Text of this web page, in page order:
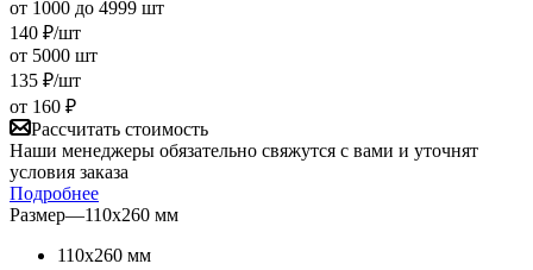
от 1000 до 4999 шт
140 ₽/шт
от 5000 шт
135 ₽/шт
от 160 ₽
Рассчитать стоимость
Наши менеджеры обязательно свяжутся с вами и уточнят
условия заказа
Подробнее
Размер—110х260 мм
110х260 мм